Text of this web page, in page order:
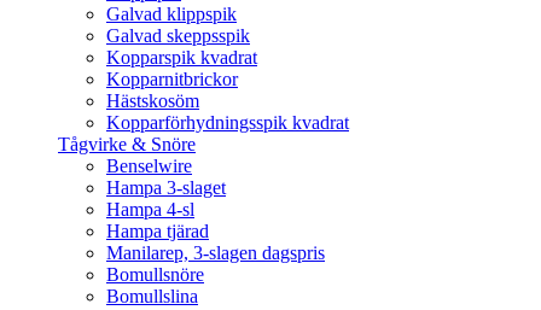
Galvad klippspik
Galvad skeppsspik
Kopparspik kvadrat
Kopparnitbrickor
Hästskosöm
Kopparförhydningsspik kvadrat
Tågvirke & Snöre
Benselwire
Hampa 3-slaget
Hampa 4-sl
Hampa tjärad
Manilarep, 3-slagen dagspris
Bomullsnöre
Bomullslina